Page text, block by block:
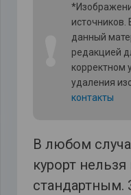
источников.
данный
редакцией
корректном
удаления
контакты
В любом
курорт
стандартным.